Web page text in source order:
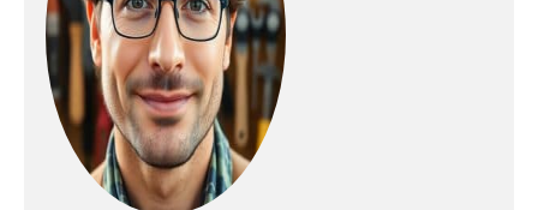
mouvement d'impact
pour pouvoir percer
dans le bois ou l'acier
Livré avec : PBH 2500
SRE, coffret